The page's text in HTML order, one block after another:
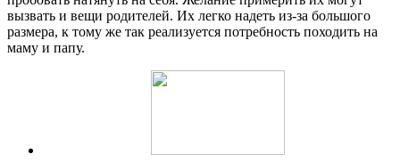
вызвать и вещи родителей. Их легко надеть из-за большого
размера, к тому же так реализуется потребность походить на
маму и папу.